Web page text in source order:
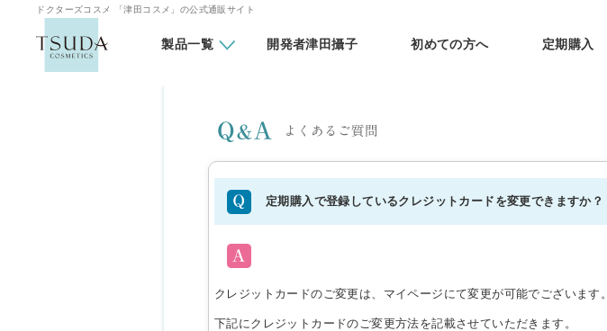
ドクターズコスメ 「津田コスメ」の公式通販サイト
製品一覧 開発者津田攝子 初めての方へ 定期購入
定期購入で登録しているクレジットカードを変更できますか？
クレジットカードのご変更は、マイページにて変更が可能でございます。
下記にクレジットカードのご変更方法を記載させていただきます。